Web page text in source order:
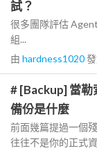
試？
很多團隊評估
組...
由 hardness1020
# [Backup] 當勒
備份是什麼
前面幾篇提過一個
往往不是你的正式